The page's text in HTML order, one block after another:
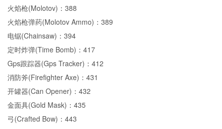
火焰枪(Molotov)：388
火焰枪弹药(Molotov Ammo)：389
电锯(Chainsaw)：394
定时炸弹(Time Bomb)：417
Gps跟踪器(Gps Tracker)：412
消防斧(Firefighter Axe)：431
开罐器(Can Opener)：432
金面具(Gold Mask)：435
弓(Crafted Bow)：443